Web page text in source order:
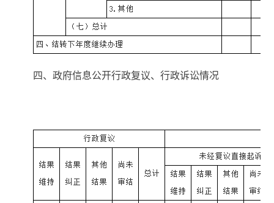
四、政府信息公开行政复议、行政诉讼情况